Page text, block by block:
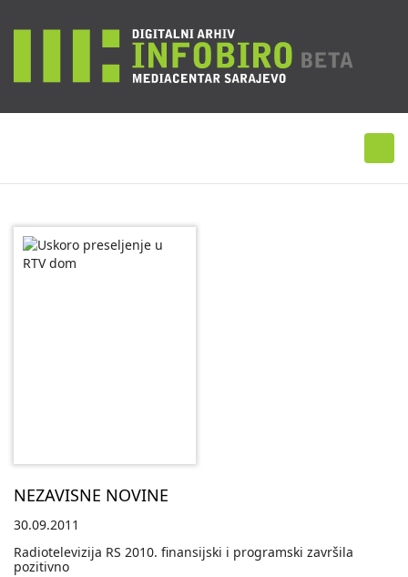
NEZAVISNE NOVINE
30.09.2011
Radiotelevizija RS 2010. finansijski i programski završila
pozitivno